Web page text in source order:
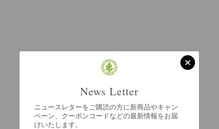
News Letter
ニュースレターをご購読の方に新商品やキャン
ペーン、クーポンコードなどの最新情報をお届
けいたします。